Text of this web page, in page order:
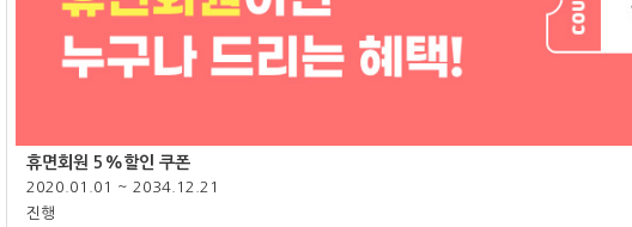
휴면회원 5%할인 쿠폰
2020.01.01 ~ 2034.12.21
진행